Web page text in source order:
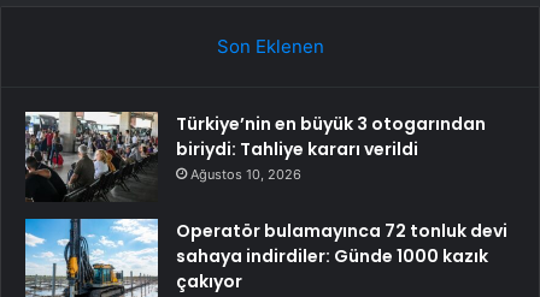
Son Eklenen
Türkiye’nin en büyük 3 otogarından
biriydi: Tahliye kararı verildi
Ağustos 10, 2026
Operatör bulamayınca 72 tonluk devi
sahaya indirdiler: Günde 1000 kazık
çakıyor